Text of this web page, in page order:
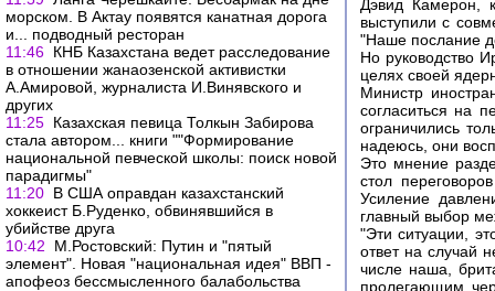
морском. В Актау появятся канатная дорога
и... подводный ресторан
11:46 КНБ Казахстана ведет расследование
в отношении жанаозенской активистки
А.Амировой, журналиста И.Винявского и
других
11:25 Казахская певица Толкын Забирова
стала автором... книги ""Формирование
национальной певческой школы: поиск новой
парадигмы"
11:20 В США оправдан казахстанский
хоккеист Б.Руденко, обвинявшийся в
убийстве друга
10:42
М.Ростовский: Путин и "пятый
элемент". Новая "национальная идея" ВВП -
апофеоз бессмысленного балабольства
Дэвид Камерон,
выступили с
"Наше послание
Но руководство
целях своей
Министр
согласиться на
ограничились
надеюсь, они
Это мнение
стол
Усиление
главный выбор
"Эти ситуации,
ответ на случай
числе наша,
пролегающим